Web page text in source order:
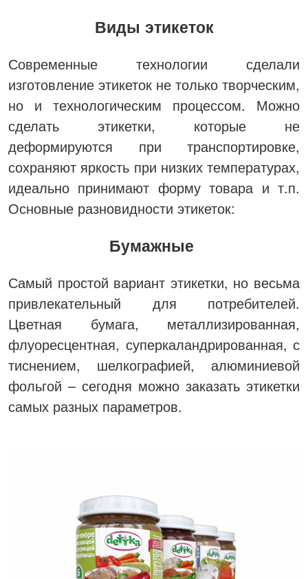
Виды этикеток
Современные технологии сделали
изготовление этикеток не только творческим,
но и технологическим процессом. Можно
сделать этикетки, которые не
деформируются при транспортировке,
сохраняют яркость при низких температурах,
идеально принимают форму товара и т.п.
Основные разновидности этикеток:
Бумажные
Самый простой вариант этикетки, но весьма
привлекательный для потребителей.
Цветная бумага, металлизированная,
флуоресцентная, суперкаландрированная, с
тиснением, шелкографией, алюминиевой
фольгой – сегодня можно заказать этикетки
самых разных параметров.